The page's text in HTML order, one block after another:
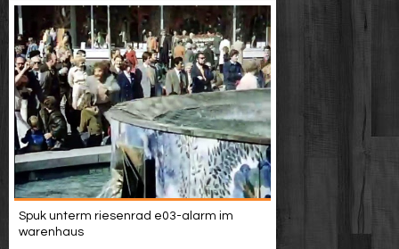
Spuk unterm riesenrad e03-alarm im
warenhaus